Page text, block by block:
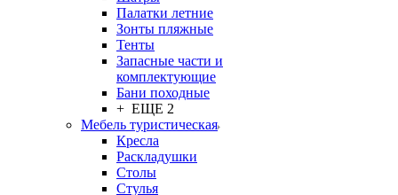
Палатки летние
Зонты пляжные
Тенты
Запасные части и
комплектующие
Бани походные
+ ЕЩЕ 2
Мебель туристическая
Кресла
Раскладушки
Столы
Стулья